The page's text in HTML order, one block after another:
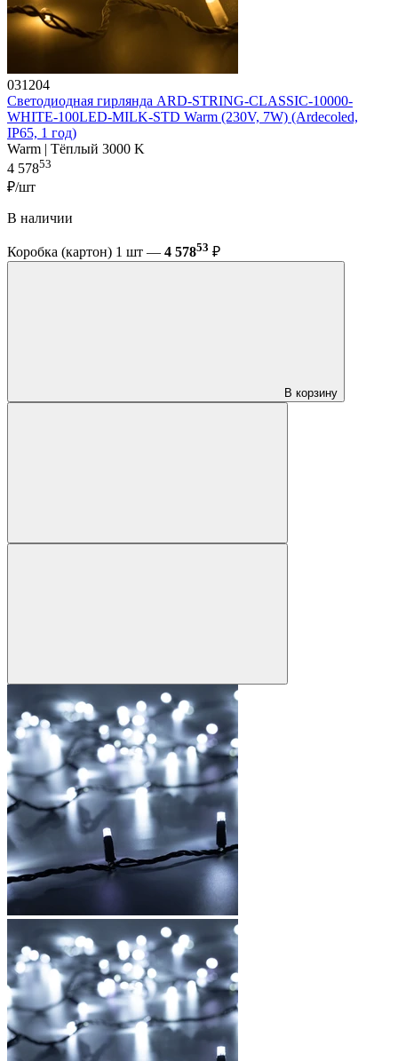
031204
Светодиодная гирлянда ARD-STRING-CLASSIC-10000-
WHITE-100LED-MILK-STD Warm (230V, 7W) (Ardecoled,
IP65, 1 год)
Warm | Тёплый 3000 K
4 57853
₽/шт
В наличии
Коробка (картон) 1 шт — 4 57853 ₽
В корзину